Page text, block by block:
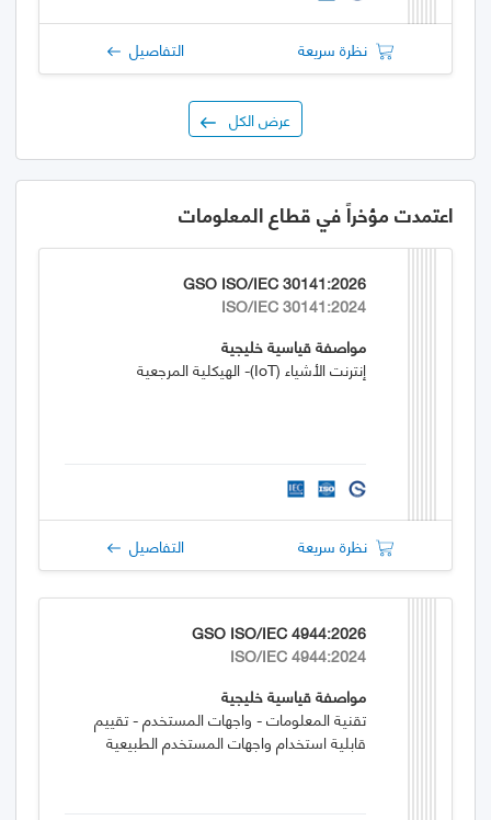
نظرة سريعة التفاصيل
عرض الكل
اعتمدت مؤخراً في قطاع المعلومات
GSO ISO/IEC 30141:2026
ISO/IEC 30141:2024
مواصفة قياسية خليجية
إنترنت الأشياء (IoT)- الهيكلية المرجعية
نظرة سريعة التفاصيل
GSO ISO/IEC 4944:2026
ISO/IEC 4944:2024
مواصفة قياسية خليجية
تقنية المعلومات - واجهات المستخدم - تقييم
قابلية استخدام واجهات المستخدم الطبيعية